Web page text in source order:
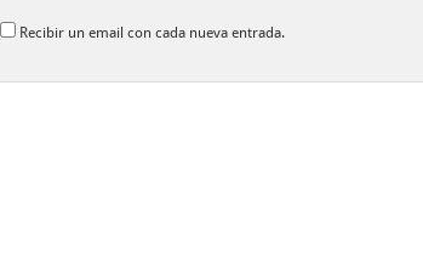
Recibir un email con cada nueva entrada.